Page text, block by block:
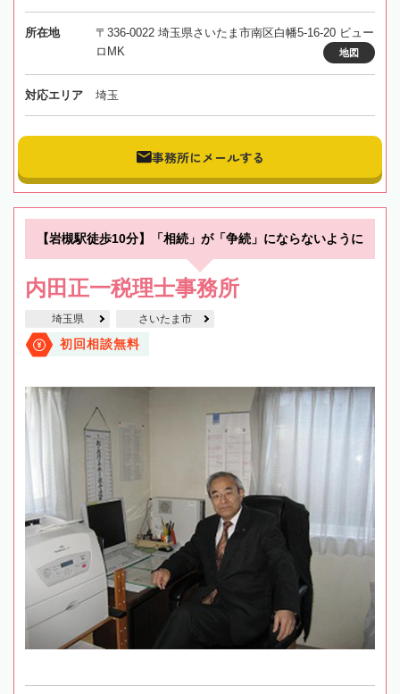
所在地
〒336-0022 埼玉県さいたま市南区白幡5-16-20 ビュー
ロMK
地図
対応エリア 埼玉
事務所にメールする
【岩槻駅徒歩10分】「相続」が「争続」にならないように
内田正一税理士事務所
埼玉県 さいたま市
初回相談無料